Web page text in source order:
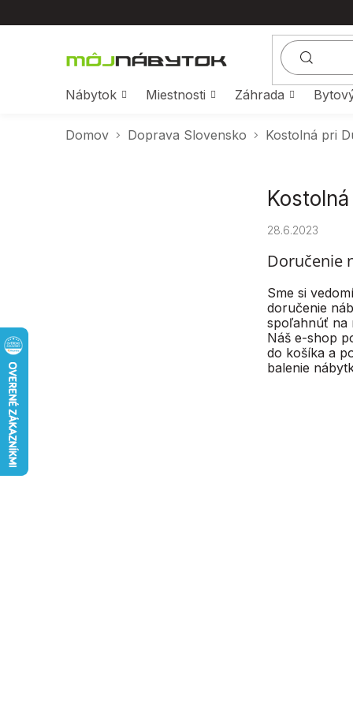
na
Nábytok
Miestnosti Záhrada
Domov Doprava Slovensko Kostolná pri
28.6.2023
Doručenie
Sme si
doručenie
spoľahnúť na
Náš e-shop
do košíka a
balenie